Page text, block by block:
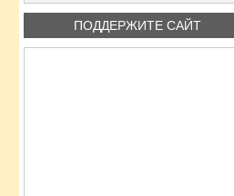
ПОДДЕРЖИТЕ САЙТ